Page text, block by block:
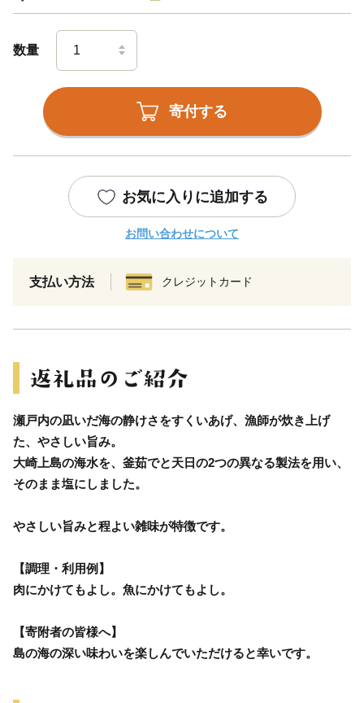
数量
寄付する
お気に入りに追加する
お問い合わせについて
支払い方法 クレジットカード
瀬戸内の凪いだ海の静けさをすくいあげ、漁師が炊き上げ
た、やさしい旨み。
大崎上島の海水を、釜茹でと天日の2つの異なる製法を用い、
そのまま塩にしました。
やさしい旨みと程よい雑味が特徴です。
【調理・利用例】
肉にかけてもよし。魚にかけてもよし。
【寄附者の皆様へ】
島の海の深い味わいを楽しんでいただけると幸いです。